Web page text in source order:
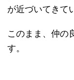
が近づいてきて
このまま、仲の
す。